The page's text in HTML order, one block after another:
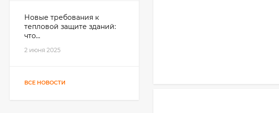
Новые требования к
тепловой защите зданий:
что...
2 июня 2025
ВСЕ НОВОСТИ